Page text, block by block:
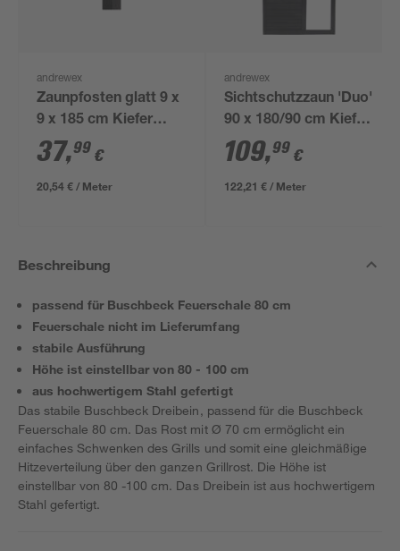
andrewex
Zaunpfosten glatt 9 x
9 x 185 cm Kiefer
anthrazit
37,99 €
20,54 € / Meter
andrewex
Sichtschutzzaun 'Duo'
90 x 180/90 cm Kiefer
anthrazit
109,99 €
122,21 € / Meter
Beschreibung
passend für Buschbeck Feuerschale 80 cm
Feuerschale nicht im Lieferumfang
stabile Ausführung
Höhe ist einstellbar von 80 - 100 cm
aus hochwertigem Stahl gefertigt
Das stabile Buschbeck Dreibein, passend für die Buschbeck
Feuerschale 80 cm. Das Rost mit Ø 70 cm ermöglicht ein
einfaches Schwenken des Grills und somit eine gleichmäßige
Hitzeverteilung über den ganzen Grillrost. Die Höhe ist
einstellbar von 80 -100 cm. Das Dreibein ist aus hochwertigem
Stahl gefertigt.